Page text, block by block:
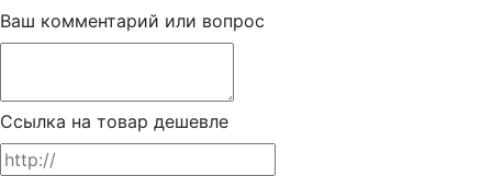
Ваш комментарий или вопрос
Ссылка на товар дешевле